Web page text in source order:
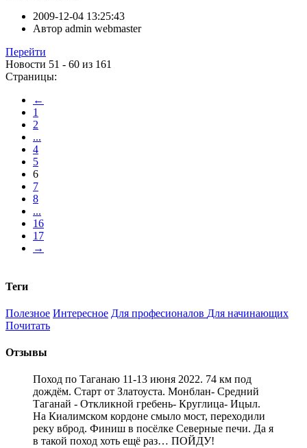
2009-12-04 13:25:43
Автор admin webmaster
Перейти
Новости 51 - 60 из 161
Страницы:
←
1
2
...
4
5
6
7
8
...
16
17
→
Теги
Полезное Интересное Для професионалов Для начинающих
Почитать
Отзывы
Поход по Таганаю 11-13 июня 2022. 74 км под
дождём. Старт от Златоуста. Монблан- Средний
Таганай - Откликной гребень- Круглица- Ицыл.
На Киалимском кордоне смыло мост, переходили
реку вброд. Финиш в посёлке Северные печи. Да я
в такой поход хоть ещё раз… ПОЙДУ!